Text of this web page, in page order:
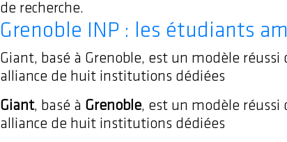
de recherche.
Grenoble INP : les étudiants
Giant, basé à Grenoble, est un modèle
alliance de huit institutions dédiées
Giant, basé à Grenoble, est un modèle réussi
alliance de huit institutions dédiées